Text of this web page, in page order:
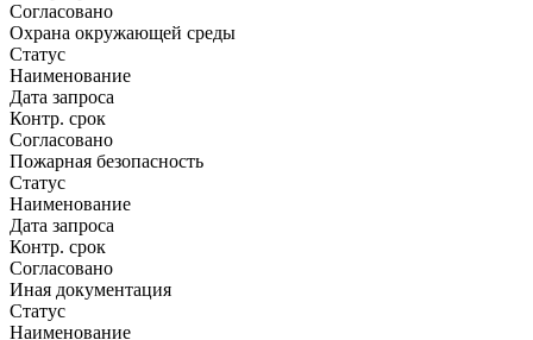
Согласовано
Охрана окружающей среды
Статус
Наименование
Дата запроса
Контр. срок
Согласовано
Пожарная безопасность
Статус
Наименование
Дата запроса
Контр. срок
Согласовано
Иная документация
Статус
Наименование